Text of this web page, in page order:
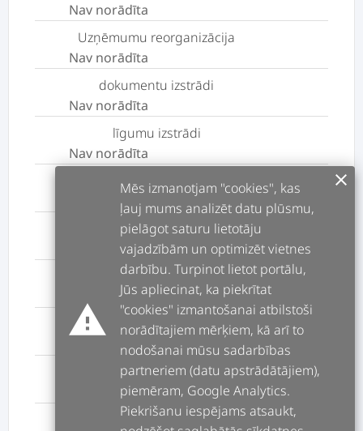
Nav norādīta
Uzņēmumu reorganizācija
Nav norādīta
dokumentu izstrādi
Nav norādīta
līgumu izstrādi
Nav norādīta
Prasības pieteikums
Nav norādīta
pretenziju sagatavošanu
Nav norādīta
Darba strīdu risināšanu
Nav norādīta
Mantojuma lietu kārtošanu
Nav norādīta
Valsts iepirkumi
Nav norādīta
Preču zīmes reģistrācija
warning
Mēs izmanotjam "cookies", kas
ļauj mums analizēt datu plūsmu,
pielāgot saturu lietotāju
vajadzībām un optimizēt vietnes
darbību. Turpinot lietot portālu,
Jūs apliecinat, ka piekrītat
"cookies" izmantošanai atbilstoši
norādītajiem mērķiem, kā arī to
nodošanai mūsu sadarbības
partneriem (datu apstrādātājiem),
piemēram, Google Analytics.
Piekrišanu iespējams atsaukt,
clear